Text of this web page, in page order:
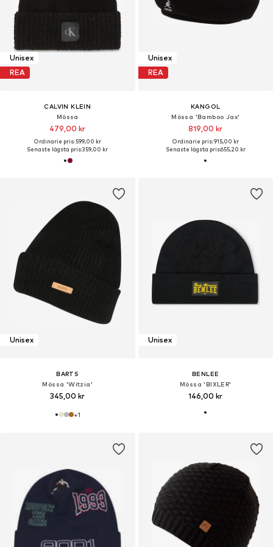
Unisex
REA
CALVIN KLEIN
Mössa
479,00 kr
Ordinarie pris: 599,00 kr
Senaste lägsta pris:359,00 kr
Unisex
REA
KANGOL
Mössa 'Bamboo Jax'
819,00 kr
Ordinarie pris: 915,00 kr
Senaste lägsta pris:655,20 kr
Unisex
BARTS
Mössa 'Witzia'
345,00 kr
+1
Unisex
BENLEE
Mössa 'BIXLER'
146,00 kr